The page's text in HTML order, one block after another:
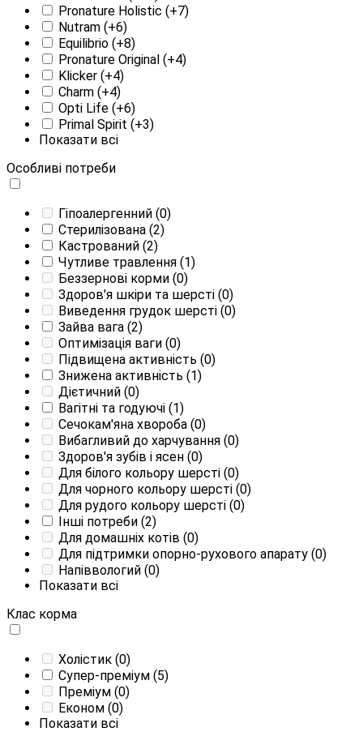
Pronature Holistic (+7)
Nutram (+6)
Equilibrio (+8)
Pronature Original (+4)
Klicker (+4)
Charm (+4)
Opti Life (+6)
Primal Spirit (+3)
Показати всі
Особливі потреби
Гіпоалергенний (0)
Стерилізована (2)
Кастрований (2)
Чутливе травлення (1)
Беззернові корми (0)
Здоров'я шкіри та шерсті (0)
Виведення грудок шерсті (0)
Зайва вага (2)
Оптимізація ваги (0)
Підвищена активність (0)
Знижена активність (1)
Дієтичний (0)
Вагітні та годуючі (1)
Сечокам'яна хвороба (0)
Вибагливий до харчування (0)
Здоров'я зубів і ясен (0)
Для білого кольору шерсті (0)
Для чорного кольору шерсті (0)
Для рудого кольору шерсті (0)
Інші потреби (2)
Для домашніх котів (0)
Для підтримки опорно-рухового апарату (0)
Напіввологий (0)
Показати всі
Клас корма
Холістик (0)
Супер-преміум (5)
Преміум (0)
Економ (0)
Показати всі